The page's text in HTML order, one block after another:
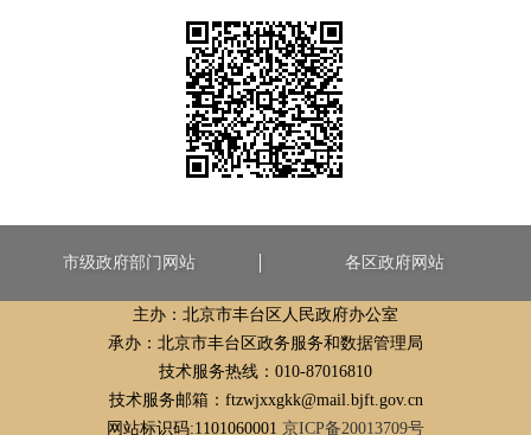
市级政府部门网站 各区政府网站
主办：北京市丰台区人民政府办公室
承办：北京市丰台区政务服务和数据管理局
技术服务热线：010-87016810
技术服务邮箱：ftzwjxxgkk@mail.bjft.gov.cn
网站标识码:1101060001 京ICP备20013709号